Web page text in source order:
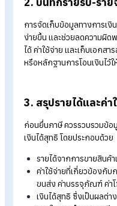
สำหรับผู้ที่เพิ่งเริ่มต้นขา
ลมีเดียหรือแพลตฟอร์ม
ตั้งแต่เนิ่น ๆ ถือเป็นเรื่อ
ข้อมูลไม่ถูกต้อง อาจทำ
สอบย้อนหลังได้
1. ศึกษาประเภท
ออนไลน์
เพื่อให้สามารถวางแผน